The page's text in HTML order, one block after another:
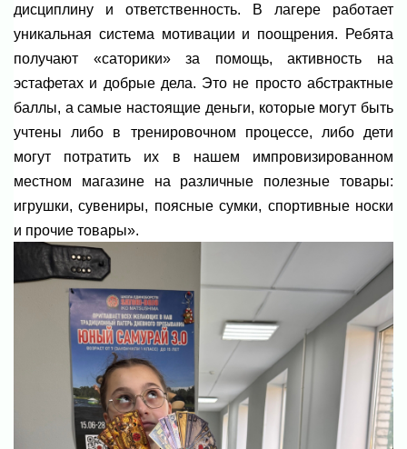
дисциплину и ответственность. В лагере работает
уникальная система мотивации и поощрения. Ребята
получают «саторики» за помощь, активность на
эстафетах и добрые дела. Это не просто абстрактные
баллы, а самые настоящие деньги, которые могут быть
учтены либо в тренировочном процессе, либо дети
могут потратить их в нашем импровизированном
местном магазине на различные полезные товары:
игрушки, сувениры, поясные сумки, спортивные носки
и прочие товары».